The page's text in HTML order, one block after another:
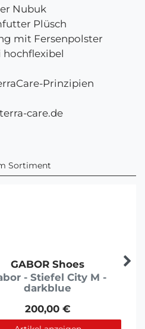
Nubuk
Plüsch
mit Fersenpolster
hochflexibel
Prinzipien
care.de
Sortiment
GABOR Shoes
- Stiefel City M -
darkblue
200,00 €